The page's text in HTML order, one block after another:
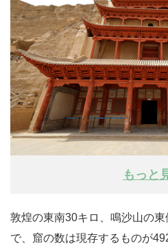
もっと
敦煌の東南30キロ、鳴沙山の
で、窟の数は現存するものが